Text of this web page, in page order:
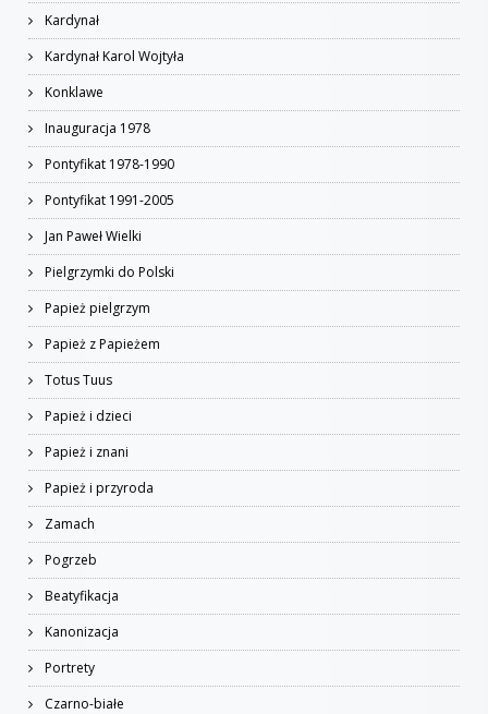
Kardynał
Kardynał Karol Wojtyła
Konklawe
Inauguracja 1978
Pontyfikat 1978-1990
Pontyfikat 1991-2005
Jan Paweł Wielki
Pielgrzymki do Polski
Papież pielgrzym
Papież z Papieżem
Totus Tuus
Papież i dzieci
Papież i znani
Papież i przyroda
Zamach
Pogrzeb
Beatyfikacja
Kanonizacja
Portrety
Czarno-białe